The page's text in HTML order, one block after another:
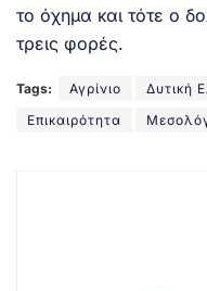
το όχημα και τότε ο
τρεις φορές.
Tags: Αγρίνιο Δυτική
Επικαιρότητα